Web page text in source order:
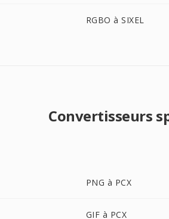
RGBO à SIXEL
Convertisseurs
PNG à PCX
GIF à PCX